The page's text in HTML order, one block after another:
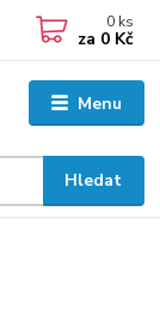
Menu
Hledat
0 ks
za 0 Kč